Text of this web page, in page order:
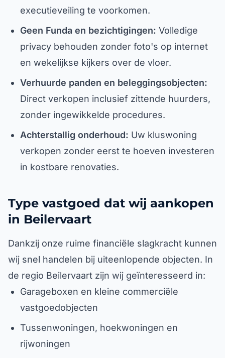
executieveiling te voorkomen.
Geen Funda en bezichtigingen: Volledige
privacy behouden zonder foto's op internet
en wekelijkse kijkers over de vloer.
Verhuurde panden en beleggingsobjecten:
Direct verkopen inclusief zittende huurders,
zonder ingewikkelde procedures.
Achterstallig onderhoud: Uw kluswoning
verkopen zonder eerst te hoeven investeren
in kostbare renovaties.
Type vastgoed dat wij aankopen
in Beilervaart
Dankzij onze ruime financiële slagkracht kunnen
wij snel handelen bij uiteenlopende objecten. In
de regio Beilervaart zijn wij geïnteresseerd in:
Garageboxen en kleine commerciële
vastgoedobjecten
Tussenwoningen, hoekwoningen en
rijwoningen